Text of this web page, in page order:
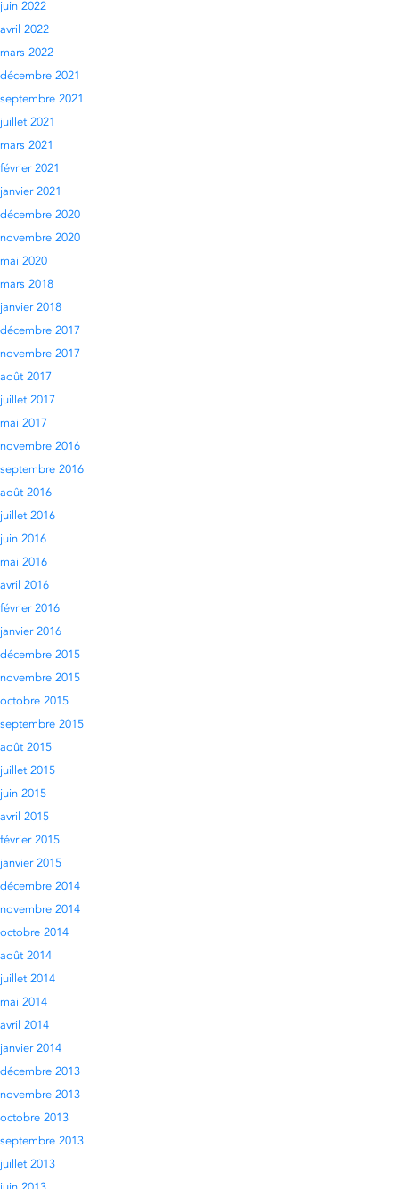
juin 2022
avril 2022
mars 2022
décembre 2021
septembre 2021
juillet 2021
mars 2021
février 2021
janvier 2021
décembre 2020
novembre 2020
mai 2020
mars 2018
janvier 2018
décembre 2017
novembre 2017
août 2017
juillet 2017
mai 2017
novembre 2016
septembre 2016
août 2016
juillet 2016
juin 2016
mai 2016
avril 2016
février 2016
janvier 2016
décembre 2015
novembre 2015
octobre 2015
septembre 2015
août 2015
juillet 2015
juin 2015
avril 2015
février 2015
janvier 2015
décembre 2014
novembre 2014
octobre 2014
août 2014
juillet 2014
mai 2014
avril 2014
janvier 2014
décembre 2013
novembre 2013
octobre 2013
septembre 2013
juillet 2013